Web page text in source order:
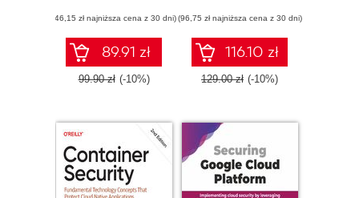
(46,15 zł najniższa cena z 30 dni)
89.91 zł
99.90 zł (-10%)
ace your
Kubernetes
technical
interviews
(96,75 zł najniższa cena z 30 dni)
116.10 zł
129.00 zł (-10%)